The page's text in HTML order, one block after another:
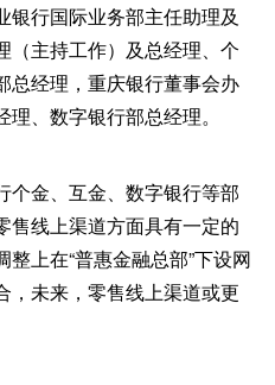
银行国际业务部主任助理及
（主持工作）及总经理、个
总经理，重庆银行董事会办
、数字银行部总经理。
个金、互金、数字银行等部
售线上渠道方面具有一定的
上在“普惠金融总部”下设网
，未来，零售线上渠道或更